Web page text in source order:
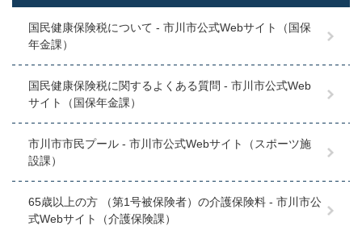
国民健康保険税について - 市川市公式Webサイト（国保
年金課）
国民健康保険税に関するよくある質問 - 市川市公式Web
サイト（国保年金課）
市川市市民プール - 市川市公式Webサイト（スポーツ施
設課）
65歳以上の方 （第1号被保険者）の介護保険料 - 市川市公
式Webサイト（介護保険課）